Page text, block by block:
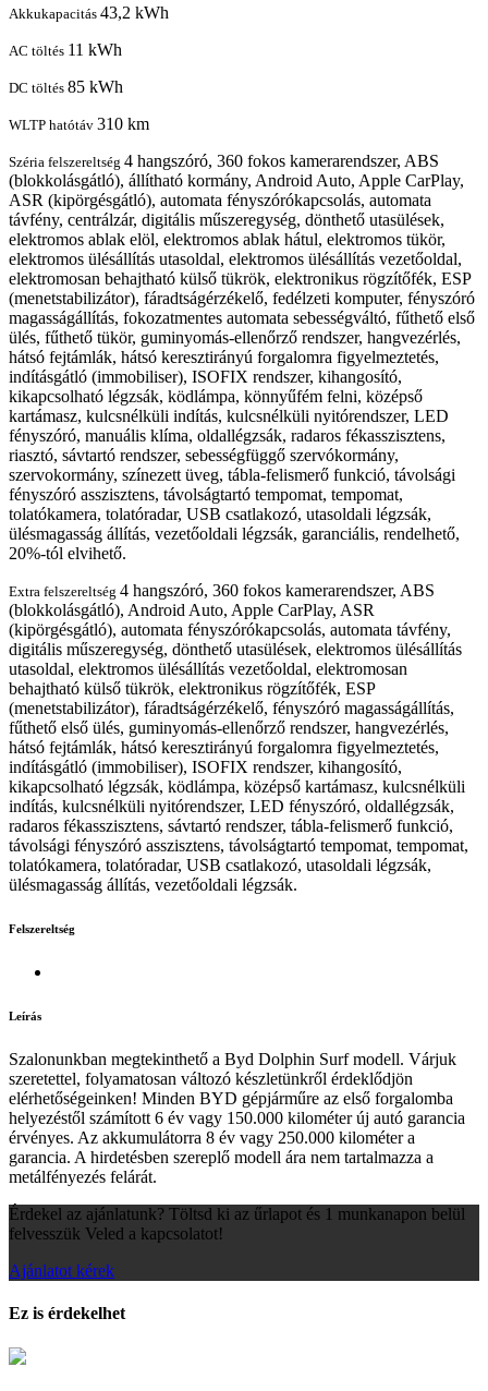
Akkukapacitás 43,2 kWh
AC töltés 11 kWh
DC töltés 85 kWh
WLTP hatótáv 310 km
Széria felszereltség 4 hangszóró, 360 fokos kamerarendszer, ABS
(blokkolásgátló), állítható kormány, Android Auto, Apple CarPlay,
ASR (kipörgésgátló), automata fényszórókapcsolás, automata
távfény, centrálzár, digitális műszeregység, dönthető utasülések,
elektromos ablak elöl, elektromos ablak hátul, elektromos tükör,
elektromos ülésállítás utasoldal, elektromos ülésállítás vezetőoldal,
elektromosan behajtható külső tükrök, elektronikus rögzítőfék, ESP
(menetstabilizátor), fáradtságérzékelő, fedélzeti komputer, fényszóró
magasságállítás, fokozatmentes automata sebességváltó, fűthető első
ülés, fűthető tükör, guminyomás-ellenőrző rendszer, hangvezérlés,
hátsó fejtámlák, hátsó keresztirányú forgalomra figyelmeztetés,
indításgátló (immobiliser), ISOFIX rendszer, kihangosító,
kikapcsolható légzsák, ködlámpa, könnyűfém felni, középső
kartámasz, kulcsnélküli indítás, kulcsnélküli nyitórendszer, LED
fényszóró, manuális klíma, oldallégzsák, radaros fékasszisztens,
riasztó, sávtartó rendszer, sebességfüggő szervókormány,
szervokormány, színezett üveg, tábla-felismerő funkció, távolsági
fényszóró asszisztens, távolságtartó tempomat, tempomat,
tolatókamera, tolatóradar, USB csatlakozó, utasoldali légzsák,
ülésmagasság állítás, vezetőoldali légzsák, garanciális, rendelhető,
20%-tól elvihető.
Extra felszereltség 4 hangszóró, 360 fokos kamerarendszer, ABS
(blokkolásgátló), Android Auto, Apple CarPlay, ASR
(kipörgésgátló), automata fényszórókapcsolás, automata távfény,
digitális műszeregység, dönthető utasülések, elektromos ülésállítás
utasoldal, elektromos ülésállítás vezetőoldal, elektromosan
behajtható külső tükrök, elektronikus rögzítőfék, ESP
(menetstabilizátor), fáradtságérzékelő, fényszóró magasságállítás,
fűthető első ülés, guminyomás-ellenőrző rendszer, hangvezérlés,
hátsó fejtámlák, hátsó keresztirányú forgalomra figyelmeztetés,
indításgátló (immobiliser), ISOFIX rendszer, kihangosító,
kikapcsolható légzsák, ködlámpa, középső kartámasz, kulcsnélküli
indítás, kulcsnélküli nyitórendszer, LED fényszóró, oldallégzsák,
radaros fékasszisztens, sávtartó rendszer, tábla-felismerő funkció,
távolsági fényszóró asszisztens, távolságtartó tempomat, tempomat,
tolatókamera, tolatóradar, USB csatlakozó, utasoldali légzsák,
ülésmagasság állítás, vezetőoldali légzsák.
Felszereltség
Leírás
Szalonunkban megtekinthető a Byd Dolphin Surf modell. Várjuk
szeretettel, folyamatosan változó készletünkről érdeklődjön
elérhetőségeinken! Minden BYD gépjárműre az első forgalomba
helyezéstől számított 6 év vagy 150.000 kilométer új autó garancia
érvényes. Az akkumulátorra 8 év vagy 250.000 kilométer a
garancia. A hirdetésben szereplő modell ára nem tartalmazza a
metálfényezés felárát.
Érdekel az ajánlatunk? Töltsd ki az űrlapot és 1 munkanapon belül
felvesszük Veled a kapcsolatot!
Ajánlatot kérek
Ez is érdekelhet